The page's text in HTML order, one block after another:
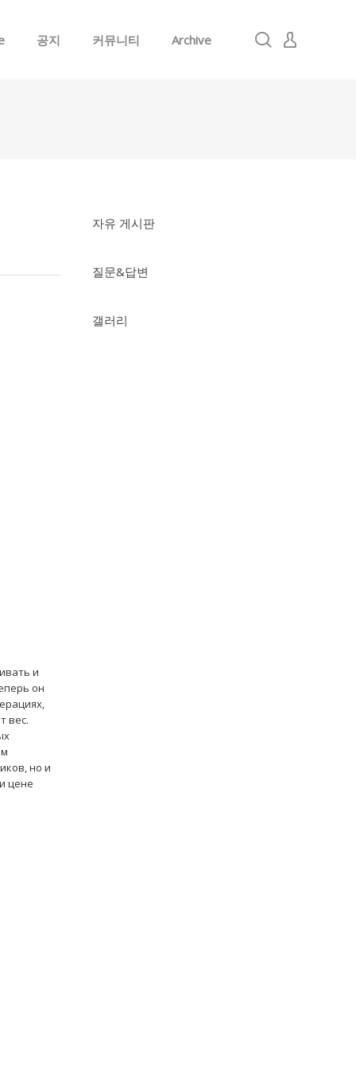
공지 커뮤니티 Archive
자유 게시판
질문&답변
갤러리
и
он
вес.
но и
цене